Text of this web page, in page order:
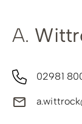
A.
02981